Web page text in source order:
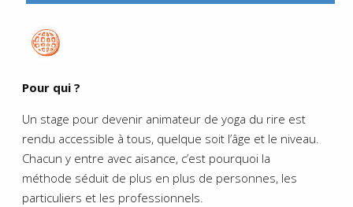
Pour qui ?
Un stage pour devenir animateur de yoga du rire est
rendu accessible à tous, quelque soit l’âge et le niveau.
Chacun y entre avec aisance, c’est pourquoi la
méthode séduit de plus en plus de personnes, les
particuliers et les professionnels.